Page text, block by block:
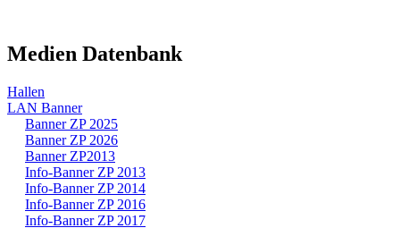
Medien Datenbank
Hallen
LAN Banner
Banner ZP 2025
Banner ZP 2026
Banner ZP2013
Info-Banner ZP 2013
Info-Banner ZP 2014
Info-Banner ZP 2016
Info-Banner ZP 2017